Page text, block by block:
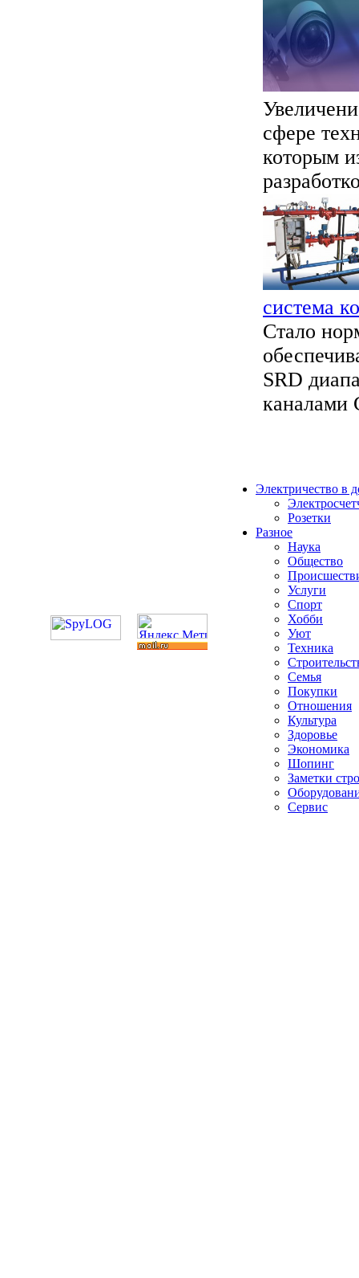
сфере
которым
система
Стало
SRD
каналами
Электричество в
Розетки
Разное
Наука
Общество
Услуги
Спорт
Хобби
Уют
Техника
Семья
Покупки
Отношения
Культура
Здоровье
Экономика
Шопинг
Заметки
Сервис